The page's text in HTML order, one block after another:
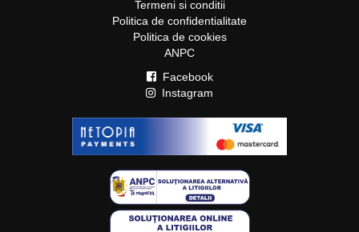
Termeni si conditii
Politica de confidentialitate
Politica de cookies
ANPC
Facebook
Instagram